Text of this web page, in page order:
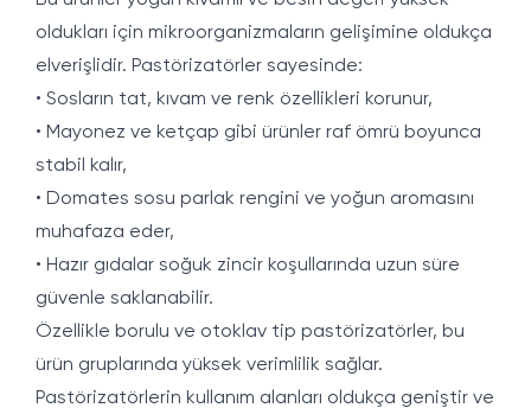
oldukları için mikroorganizmaların gelişimine oldukça
elverişlidir. Pastörizatörler sayesinde:
• Sosların tat, kıvam ve renk özellikleri korunur,
• Mayonez ve ketçap gibi ürünler raf ömrü boyunca
stabil kalır,
• Domates sosu parlak rengini ve yoğun aromasını
muhafaza eder,
• Hazır gıdalar soğuk zincir koşullarında uzun süre
güvenle saklanabilir.
Özellikle borulu ve otoklav tip pastörizatörler, bu
ürün gruplarında yüksek verimlilik sağlar.
Pastörizatörlerin kullanım alanları oldukça geniştir ve